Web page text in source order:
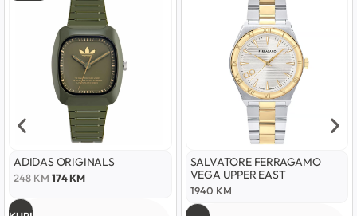
ADIDAS ORIGINALS
248KM174KM
SALVATORE FERRAGAMO
VEGA UPPER EAST
1940 KM